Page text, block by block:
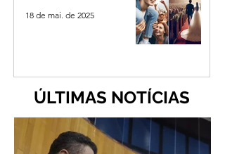
18 de mai. de 2025
ÚLTIMAS NOTÍCIAS